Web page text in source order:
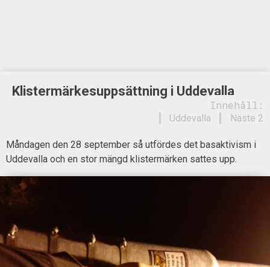
Klistermärkesuppsättning i Uddevalla
Innehåll:
Näste 2
Uddevalla
Måndagen den 28 september så utfördes det basaktivism i
Uddevalla och en stor mängd klistermärken sattes upp.